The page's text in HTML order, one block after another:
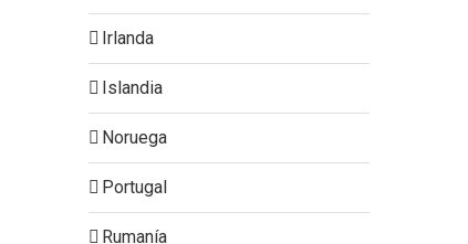
Irlanda
Islandia
Noruega
Portugal
Rumanía